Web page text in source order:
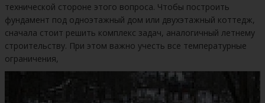
технической стороне этого вопроса. Чтобы построить
фундамент под одноэтажный дом или двухэтажный коттедж,
сначала стоит решить комплекс задач, аналогичный летнему
строительству. При этом важно учесть все температурные
ограничения,